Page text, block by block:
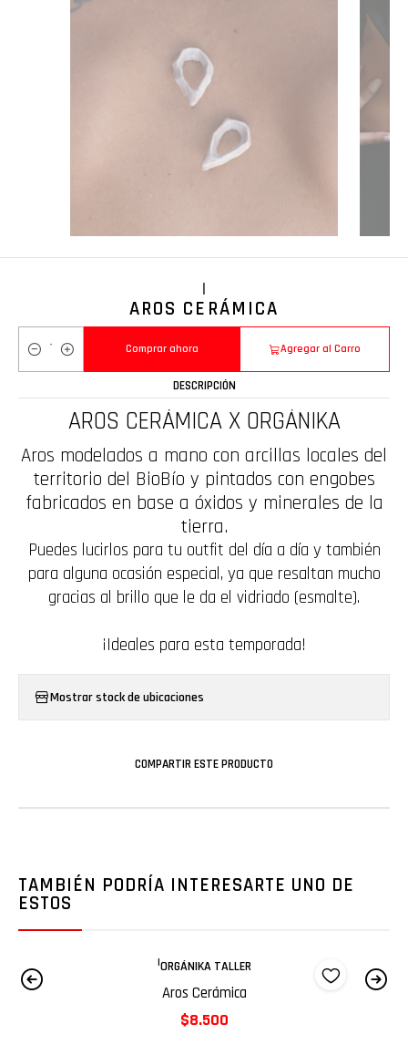
|
AROS CERÁMICA
Cantidad
Agregar al Carro
Comprar ahora
DESCRIPCIÓN
AROS CERÁMICA X ORGÁNIKA
Aros modelados a mano con arcillas locales del
territorio del BioBío y pintados con engobes
fabricados en base a óxidos y minerales de la
tierra.
Puedes lucirlos para tu outfit del día a día y también
para alguna ocasión especial, ya que resaltan mucho
gracias al brillo que le da el vidriado (esmalte).
¡Ideales para esta temporada!
Mostrar stock de ubicaciones
COMPARTIR ESTE PRODUCTO
TAMBIÉN PODRÍA INTERESARTE UNO DE
ESTOS
|ORGÁNIKA TALLER
Aros Cerámica
$8.500